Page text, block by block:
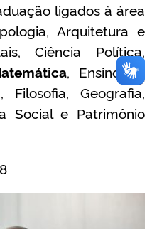
ligados à área
Arquitetura e
Ciência Política,
, Ensino de
Geografia,
Social e Patrimônio